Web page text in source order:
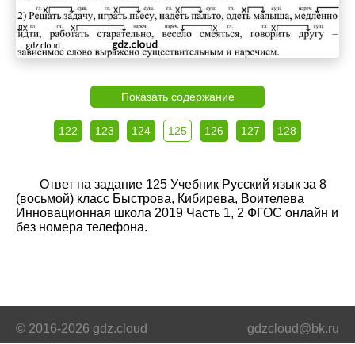
Показать содержание
122 123 124 125 126 127 128
Ответ на задание 125 Учебник Русский язык за 8
(восьмой) класс Быстрова, Кибирева, Воителева
Инновационная школа 2019 Часть 1, 2 ФГОС онлайн и
без номера телефона.
© 2016-2026 gdz.cloud gdzcloud@bk.ru